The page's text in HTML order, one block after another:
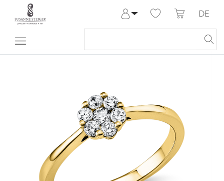
Anmelden
Meine Bestellungen
DE